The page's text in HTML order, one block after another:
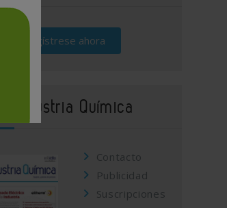
Regístrese ahora
Industria Química
Contacto
Publicidad
Suscripciones